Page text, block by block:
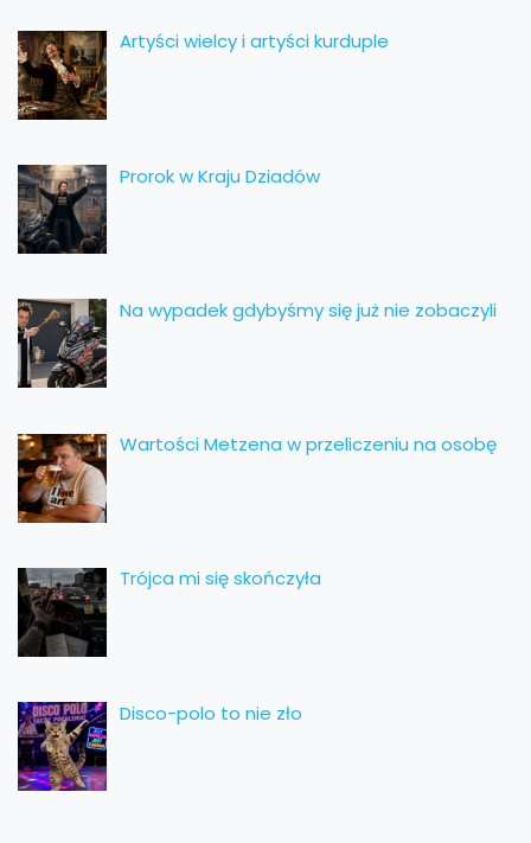
Artyści wielcy i artyści kurduple
Prorok w Kraju Dziadów
Na wypadek gdybyśmy się już nie zobaczyli
Wartości Metzena w przeliczeniu na osobę
Trójca mi się skończyła
Disco-polo to nie zło